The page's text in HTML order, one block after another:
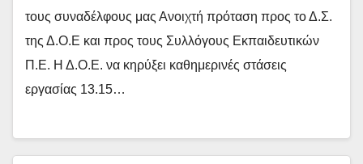
τους συναδέλφους μας Ανοιχτή πρόταση προς το Δ.Σ.
της Δ.Ο.Ε και προς τους Συλλόγους Εκπαιδευτικών
Π.Ε. Η Δ.Ο.Ε. να κηρύξει καθημερινές στάσεις
εργασίας 13.15…